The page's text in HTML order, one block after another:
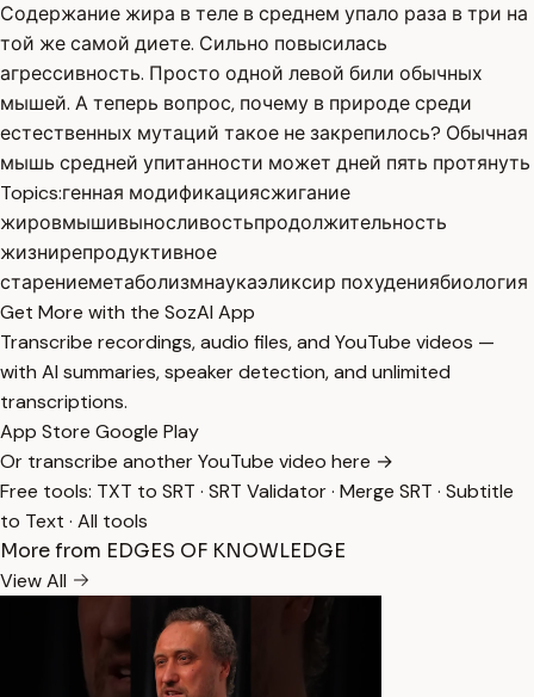
Содержание жира в теле в среднем упало раза в три на
той же самой диете. Сильно повысилась
агрессивность. Просто одной левой били обычных
мышей. А теперь вопрос, почему в природе среди
естественных мутаций такое не закрепилось? Обычная
мышь средней упитанности может дней пять протянуть
Topics:генная модификациясжигание
жировмышивыносливостьпродолжительность
жизнирепродуктивное
старениеметаболизмнаукаэликсир похудениябиология
Get More with the SozAI App
Transcribe recordings, audio files, and YouTube videos —
with AI summaries, speaker detection, and unlimited
transcriptions.
App Store Google Play
Or transcribe another YouTube video here →
Free tools: TXT to SRT · SRT Validator· Merge SRT · Subtitle
to Text · All tools
More from EDGES OF KNOWLEDGE
View All